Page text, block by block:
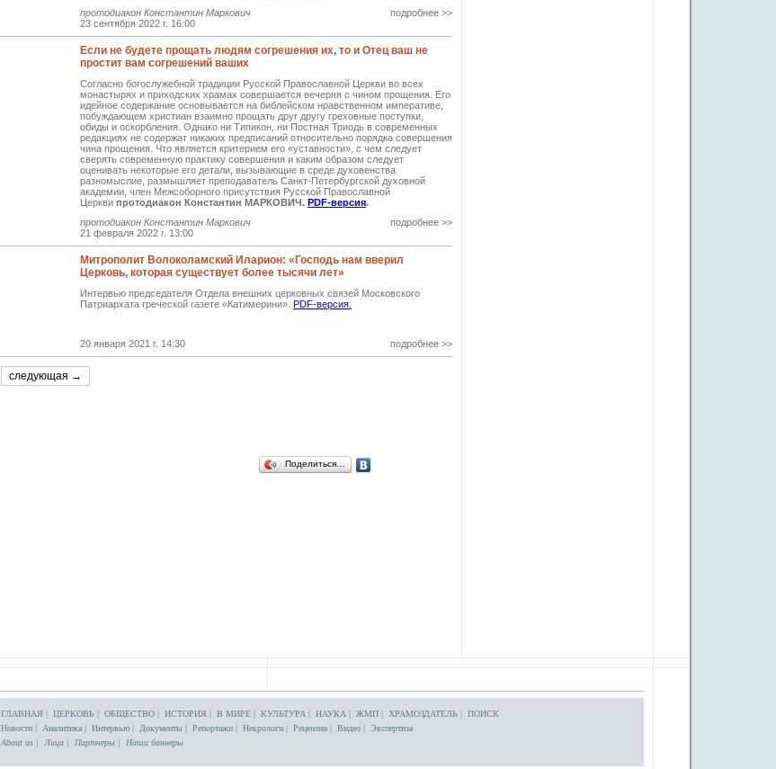
протодиакон Константин Маркович
23 сентября 2022 г. 16:00
подробнее >>
Если не будете прощать людям согрешения их, то и Отец ваш не
простит вам согрешений ваших
Согласно богослужебной традиции Русской Православной Церкви во всех
монастырях и приходских храмах совершается вечерня с чином прощения. Его
идейное содержание основывается на библейском нравственном императиве,
побуждающем христиан взаимно прощать друг другу греховные поступки,
обиды и оскорбления. Однако ни Типикон, ни Постная Триодь в современных
редакциях не содержат никаких предписаний относительно порядка совершения
чина прощения. Что является критерием его «уставности», с чем следует
сверять современную практику совершения и каким образом следует
оценивать некоторые его детали, вызывающие в среде духовенства
разномыслие, размышляет преподаватель Санкт-Петербургской духовной
академии, член Межсоборного присутствия Русской Православной
Церкви протодиакон Константин МАРКОВИЧ. PDF-версия.
протодиакон Константин Маркович
21 февраля 2022 г. 13:00
подробнее >>
Митрополит Волоколамский Иларион: «Господь нам вверил
Церковь, которая существует более тысячи лет»
Интервью председателя Отдела внешних церковных связей Московского
Патриархата греческой газете «Катимерини». PDF-версия.
20 января 2021 г. 14:30 подробнее >>
следующая →
Поделиться…
ГЛАВНАЯ | ЦЕРКОВЬ | ОБЩЕСТВО | ИСТОРИЯ | В МИРЕ | КУЛЬТУРА | НАУКА | ЖМП | ХРАМОЗДАТЕЛЬ | ПОИСК
Новости | Аналитика | Интервью | Документы | Репортажи | Некрологи | Рецензии | Видео | Экспертиза
About us | Лица | Партнеры | Наши баннеры